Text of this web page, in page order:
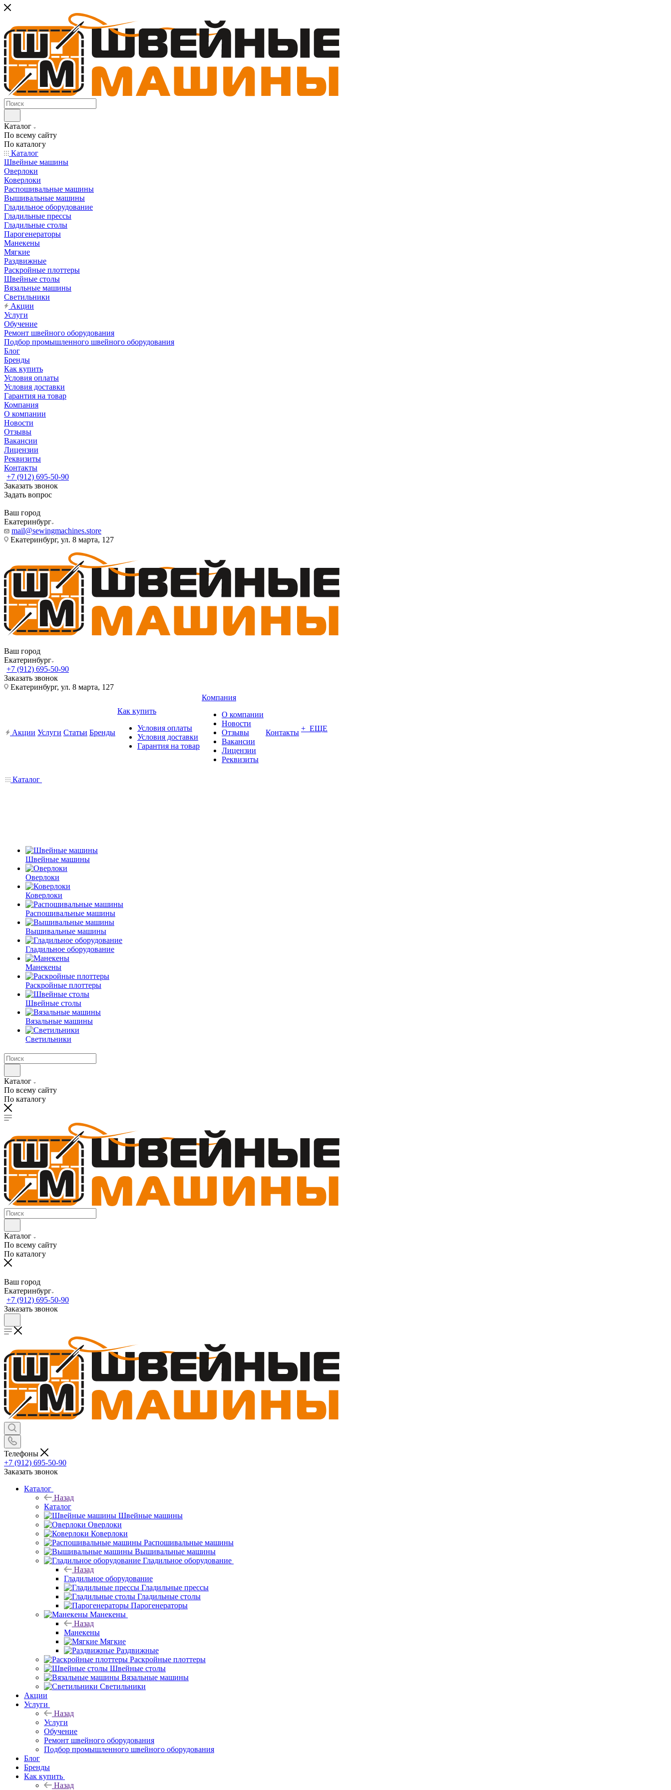
Каталог
По всему сайту
По каталогу
Каталог
Швейные машины
Оверлоки
Коверлоки
Распошивальные машины
Вышивальные машины
Гладильное оборудование
Гладильные прессы
Гладильные столы
Парогенераторы
Манекены
Мягкие
Раздвижные
Раскройные плоттеры
Швейные столы
Вязальные машины
Светильники
Акции
Услуги
Обучение
Ремонт швейного оборудования
Подбор промышленного швейного оборудования
Блог
Бренды
Как купить
Условия оплаты
Условия доставки
Гарантия на товар
Компания
О компании
Новости
Отзывы
Вакансии
Лицензии
Реквизиты
Контакты
+7 (912) 695-50-90
Заказать звонок
Задать вопрос
Ваш город
Екатеринбург
mail@sewingmachines.store
Екатеринбург, ул. 8 марта, 127
Ваш город
Екатеринбург
+7 (912) 695-50-90
Заказать звонок
Екатеринбург, ул. 8 марта, 127
Акции Услуги Статьи Бренды
Как купить
Условия оплаты
Условия доставки
Гарантия на товар
Компания
О компании
Новости
Отзывы
Вакансии
Лицензии
Реквизиты
Контакты + ЕЩЕ
Каталог
Швейные машины
Оверлоки
Коверлоки
Распошивальные машины
Вышивальные машины
Гладильное оборудование
Манекены
Раскройные плоттеры
Швейные столы
Вязальные машины
Светильники
Каталог
По всему сайту
По каталогу
Каталог
По всему сайту
По каталогу
Ваш город
Екатеринбург
+7 (912) 695-50-90
Заказать звонок
Телефоны
+7 (912) 695-50-90
Заказать звонок
Каталог
Назад
Каталог
Швейные машины
Оверлоки
Коверлоки
Распошивальные машины
Вышивальные машины
Гладильное оборудование
Назад
Гладильное оборудование
Гладильные прессы
Гладильные столы
Парогенераторы
Манекены
Назад
Манекены
Мягкие
Раздвижные
Раскройные плоттеры
Швейные столы
Вязальные машины
Светильники
Акции
Услуги
Назад
Услуги
Обучение
Ремонт швейного оборудования
Подбор промышленного швейного оборудования
Блог
Бренды
Как купить
Назад